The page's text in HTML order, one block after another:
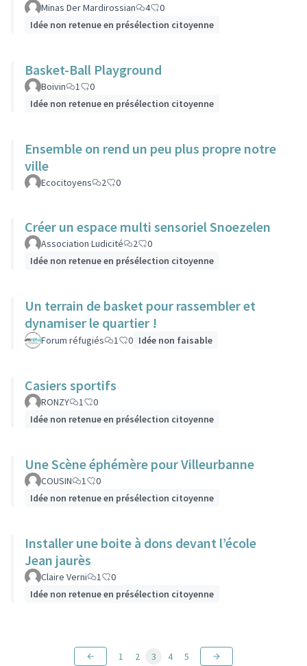
Minas Der Mardirossian 4
0
Idée non retenue en présélection citoyenne
Basket-Ball Playground
Boivin 1
0
Idée non retenue en présélection citoyenne
Ensemble on rend un peu plus propre notre
ville
Ecocitoyens 2 0
Créer un espace multi sensoriel Snoezelen
Association Ludicité 2
0
Idée non retenue en présélection citoyenne
Un terrain de basket pour rassembler et
dynamiser le quartier !
Forum réfugiés 1 0 Idée non faisable
Casiers sportifs
RONZY 1
0
Idée non retenue en présélection citoyenne
Une Scène éphémère pour Villeurbanne
COUSIN 1
0
Idée non retenue en présélection citoyenne
Installer une boite à dons devant l’école
Jean jaurès
Claire Verni 1
0
Idée non retenue en présélection citoyenne
1 2 3 4 5